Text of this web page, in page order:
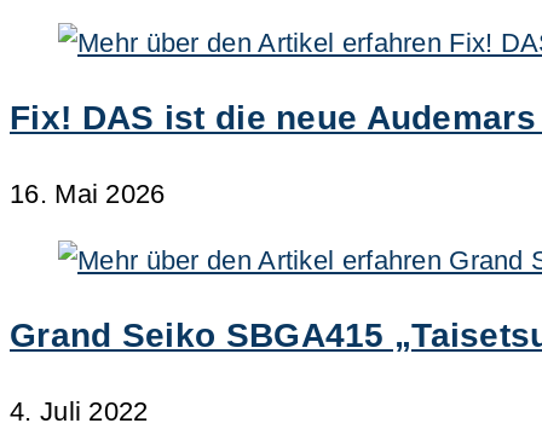
Fix! DAS ist die neue
16. Mai 2026
Grand Seiko SBGA415
4. Juli 2022